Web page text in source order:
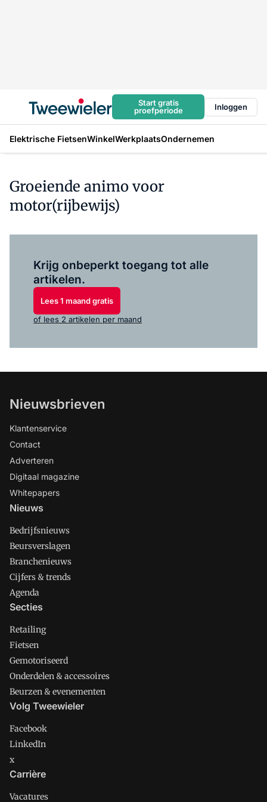
Start gratis
proefperiode
Inloggen
Elektrische FietsenWinkelWerkplaatsOndernemen
Groeiende animo voor
motor(rijbewijs)
Krijg onbeperkt toegang tot alle
artikelen.
Lees 1 maand gratis
of lees 2 artikelen per maand
Nieuwsbrieven
Klantenservice
Contact
Adverteren
Digitaal magazine
Whitepapers
Nieuws
Bedrijfsnieuws
Beursverslagen
Branchenieuws
Cijfers & trends
Agenda
Secties
Retailing
Fietsen
Gemotoriseerd
Onderdelen & accessoires
Beurzen & evenementen
Volg Tweewieler
Facebook
LinkedIn
x
Carrière
Vacatures